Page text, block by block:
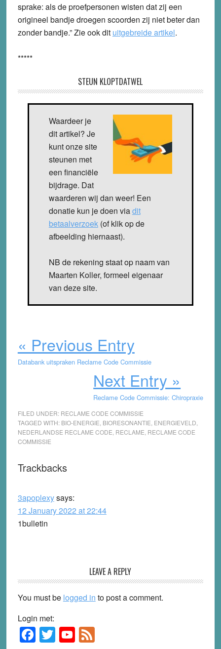
sprake: als de proefpersonen wisten dat zij een
origineel bandje droegen scoorden zij niet beter dan
zonder bandje.” Zie ook dit uitgebreide artikel.
*****
STEUN KLOPTDATWEL
Waardeer je
dit artikel? Je
kunt onze site
steunen met
een financiële
bijdrage. Dat
waarderen wij dan weer! Een
donatie kun je doen viadit
betaalverzoek(of klik op de
afbeelding hiernaast).
NB de rekening staat op naam van
Maarten Koller, formeel eigenaar
van deze site.
« Previous Entry
Databank uitspraken Reclame Code Commissie
Next Entry »
Reclame Code Commissie: Chiropraxie
FILED UNDER: RECLAME CODE COMMISSIE
TAGGED WITH: BIO-ENERGIE BIORESONANTIE ENERGIEVELD
NEDERLANDSE RECLAME CODE RECLAME RECLAME CODE
COMMISSIE
Reader
Trackbacks
3apoplexysays:
12 January 2022 at 22:44
1bulletin
LEAVE A REPLY
You must be logged in to post a comment.
Login met:
Primary
F T Y F